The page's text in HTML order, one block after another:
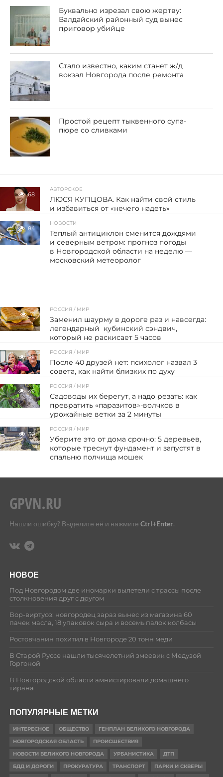
Буквально изрезал свою жертву:
Валдайский районный суд вынес
приговор убийце
Стало известно, каким станет ж/д
вокзал Новгорода после ремонта
Простой рецепт тыквенного супа-
пюре со сливками
68
АВТОРСКОЕ
ЛЮСЯ КУПЦОВА. Как найти свой стиль
и избавиться от «нечего надеть»
84
НОВОСТИ
Тёплый антициклон сменится дождями
и северным ветром: прогноз погоды
в Новгородской области на неделю —
московский метеоролог
71
РОССИЯ / МИР
Заменил шаурму в дороге раз и навсегда:
легендарный кубинский сэндвич,
который не раскисает 5 часов
39
РОССИЯ / МИР
После 40 друзей нет: психолог назвал 3
совета, как найти близких по духу
49
РОССИЯ / МИР
Садоводы их берегут, а надо резать: как
превратить «паразитов»-волчков в
урожайные ветки за 2 минуты
30
РОССИЯ / МИР
Уберите это от дома срочно: 5 деревьев,
которые треснут фундамент и запустят в
спальню полчища мошек
Нашли ошибку? Выделите её и нажмите Ctrl+Enter.
НОВОЕ
Под Новгородом две иномарки вылетели с трассы после
столкновения друг с другом
Вор-виртуоз: новгородец зараз вынес из магазина 60
пачек масла, 18 упаковок сыра и восемь палок колбасы
Ростовчанин похитил в Новгороде 20 тонн меди
В Старой Руссе нашли тысячелетний змеевик с Медузой
Горгоной
В Новгородской области амнистировали домашнего
тирана
ПОПУЛЯРНЫЕ МЕТКИ
ИНТЕРЕСНОЕ ОБЩЕСТВО
ГЕНПЛАН ВЕЛИКОГО НОВГОРОДА
НОВГОРОДСКАЯ ОБЛАСТЬ
ПРОИСШЕСТВИЯ
НОВОСТИ ВЕЛИКОГО НОВГОРОДА
УРБАНИСТИКА
ДТП
БДД И ДОРОГИ
ПРОКУРАТУРА ТРАНСПОРТ
ПАРКИ И СКВЕРЫ